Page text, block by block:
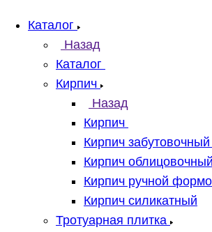
Каталог
Назад
Каталог
Кирпич
Назад
Кирпич
Кирпич
Кирпич облицовочный
Кирпич ручной
Кирпич силикатный
Тротуарная плитка